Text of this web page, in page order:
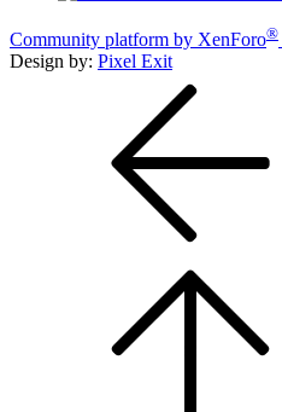
Community platform by XenForo®
Design by: Pixel Exit